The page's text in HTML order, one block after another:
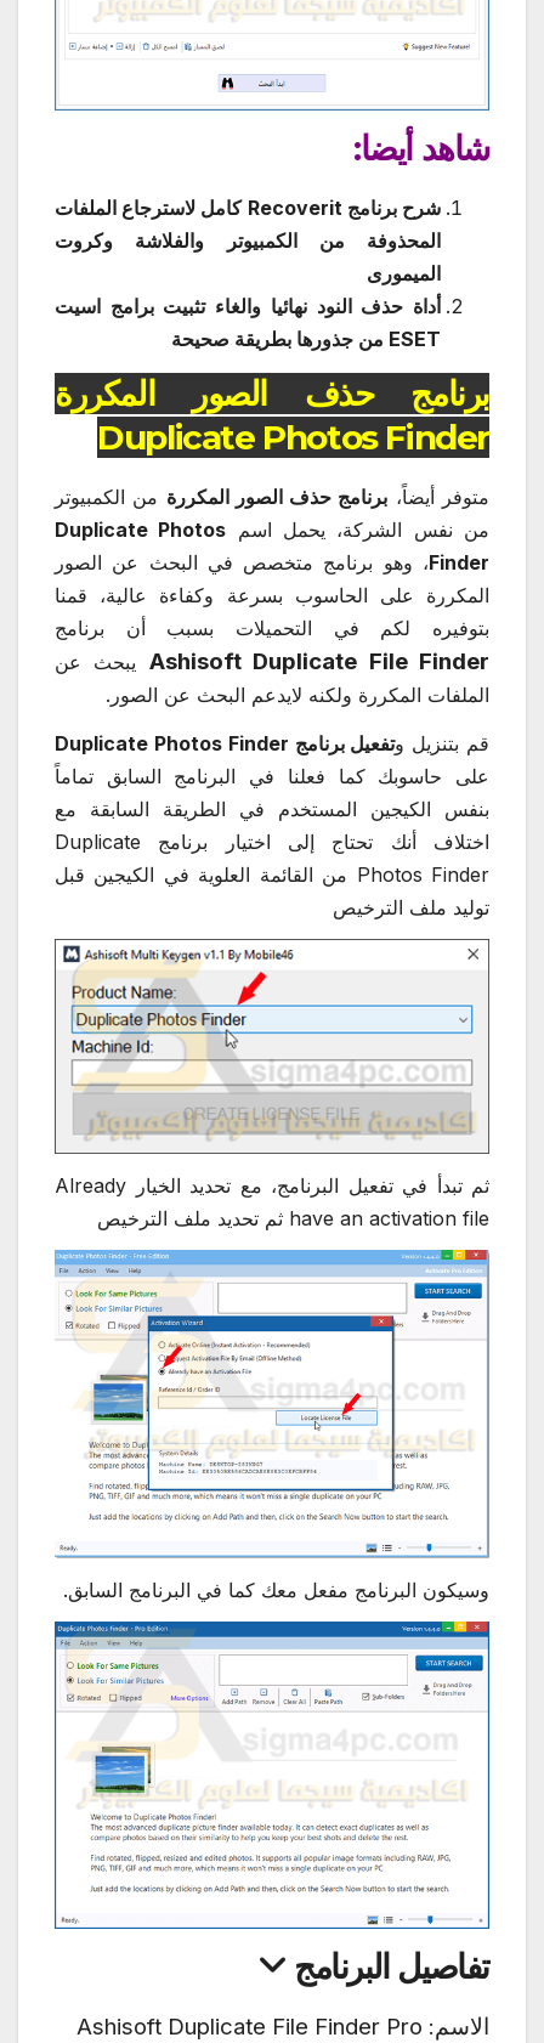
شاهد أيضا:
شرح برنامج Recoverit كامل لاسترجاع الملفات
المحذوفة من الكمبيوتر والفلاشة وكروت
الميمورى
أداة حذف النود نهائيا والغاء تثبيت برامج اسيت
ESET من جذورها بطريقة صحيحة
برنامج حذف الصور المكررة
Duplicate Photos Finder
متوفر أيضاً، برنامج حذف الصور المكررة من الكمبيوتر
من نفس الشركة، يحمل اسم Duplicate Photos
Finder، وهو برنامج متخصص في البحث عن الصور
المكررة على الحاسوب بسرعة وكفاءة عالية، قمنا
بتوفيره لكم في التحميلات بسبب أن برنامج
Ashisoft Duplicate File Finder يبحث عن
الملفات المكررة ولكنه لايدعم البحث عن الصور.
قم بتنزيل وتفعيل برنامج Duplicate Photos Finder
على حاسوبك كما فعلنا في البرنامج السابق تماماً
بنفس الكيجين المستخدم في الطريقة السابقة مع
اختلاف أنك تحتاج إلى اختيار برنامج Duplicate
Photos Finder من القائمة العلوية في الكيجين قبل
توليد ملف الترخيص
ثم تبدأ في تفعيل البرنامج، مع تحديد الخيار Already
have an activation file ثم تحديد ملف الترخيص
وسيكون البرنامج مفعل معك كما في البرنامج السابق.
تفاصيل البرنامج
الاسم: Ashisoft Duplicate File Finder Pro